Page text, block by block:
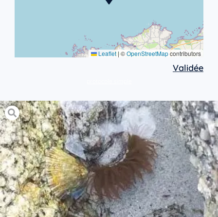
Leaflet |©OpenStreetMapcontributors
Validée